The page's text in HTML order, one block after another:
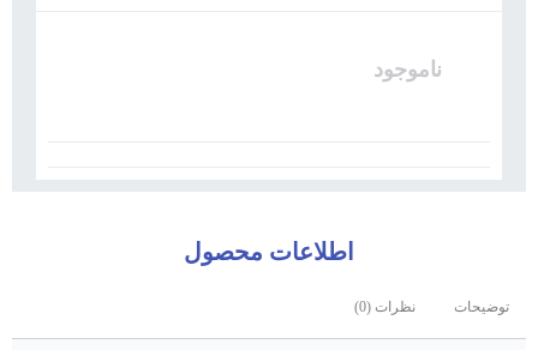
ناموجود
اطلاعات محصول
توضیحات نظرات (0)